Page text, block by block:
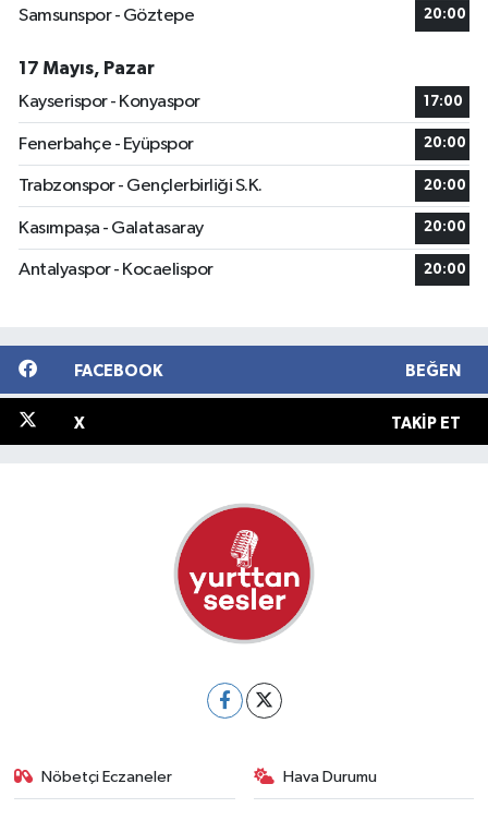
Samsunspor - Göztepe 20:00
17 Mayıs, Pazar
Kayserispor - Konyaspor
17:00
Fenerbahçe - Eyüpspor 20:00
Trabzonspor - Gençlerbirliği S.K. 20:00
Kasımpaşa - Galatasaray 20:00
Antalyaspor - Kocaelispor 20:00
FACEBOOK BEĞEN
X TAKIP ET
Nöbetçi Eczaneler Hava Durumu